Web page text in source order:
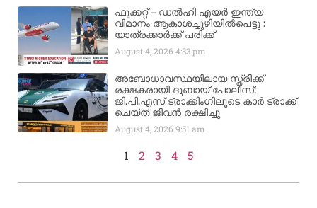
ഫൂക്കറ്റ് – ഡൽഹി എയര്‍ ഇന്ത്യ
വിമാനം ആകാശച്ചുഴിയില്‍പെട്ടു :
യാത്രക്കാര്‍ക്ക് പരിക്ക്
August 4, 20264:33 pm
അബോധാവസ്ഥയിലായ സ്ത്രീക്ക്
രക്ഷകരായി ദുബായ് പോലീസ്;
ജി.പി.എസ് ട്രാക്കിംഗിലൂടെ കാർ ട്രാക്ക്
ചെയ്ത് ജീവൻ രക്ഷിച്ചു
August 4, 20269:51 am
1 2 3 4 5